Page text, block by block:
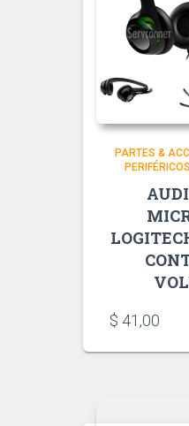
PARTES &
$ 41,00